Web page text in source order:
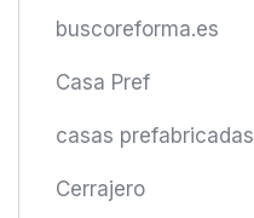
buscoreforma.es
Casa Pref
casas prefabricadas
Cerrajero